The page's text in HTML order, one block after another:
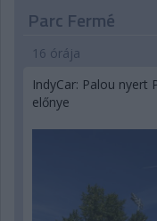
Parc Fermé
16 órája
IndyCar: Palou
előnye